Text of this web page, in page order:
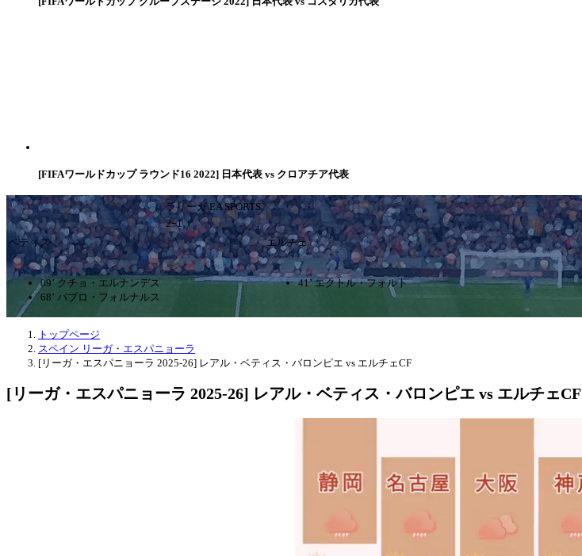
[FIFAワールドカップ ラウンド16 2022] 日本代表 vs クロアチア代表
ラリーガ EA SPORTS
2ｰ1
ベティス
エルチェ
09’ クチョ・エルナンデス
68’ パブロ・フォルナルス
41’ エクトル・フォルト
トップページ
スペイン リーガ・エスパニョーラ
[リーガ・エスパニョーラ 2025-26] レアル・ベティス・バロンピエ vs エルチェCF
[リーガ・エスパニョーラ 2025-26] レアル・ベティス・バロンピエ vs エルチェCF